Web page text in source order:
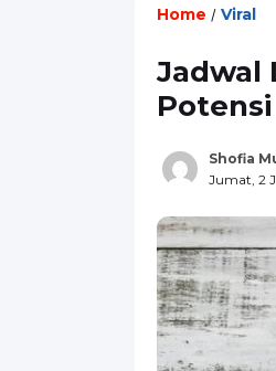
Home / Viral
Jadwal
Shofia
Jumat, 2